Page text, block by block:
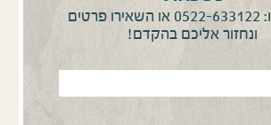
0522-633122 או השאירו פרטים
ונחזור אליכם בהקדם!